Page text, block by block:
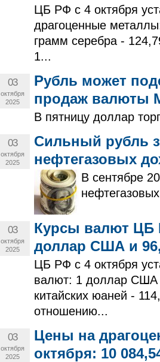
ЦБ РФ с 4 октября
драгоценные
грамм серебра -
1...
03
октября
2025
Рубль может
продаж валюты
В пятницу доллар
03
октября
2025
Сильный рубль
нефтегазовых
В сентябре
03
октября
2025
Курсы валют ЦБ
доллар США и
ЦБ РФ с 4 октября
валют: 1 доллар США
китайских юаней -
отношению...
03
октября
2025
Цены на
октября: 10